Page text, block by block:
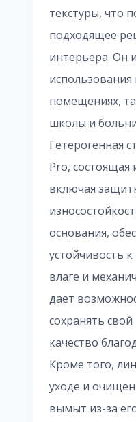
текстуры, что
подходящее
интерьера. Он
помещениях,
школы и
Гетерогенная
Pro, состоящая
включая
основания,
устойчивость
влаге и
дает
сохранять
качество
Кроме того,
уходе и
вымыт из-за